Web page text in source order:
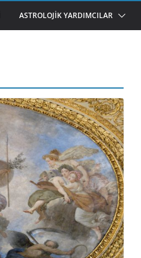
ASTROLOJIK YARDIMCILAR